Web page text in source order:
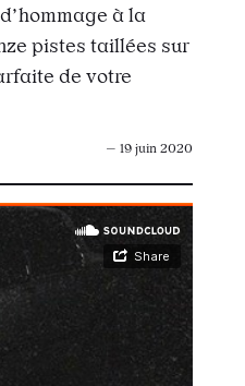
à la
pistes taillées sur
de votre
— 19 juin 2020